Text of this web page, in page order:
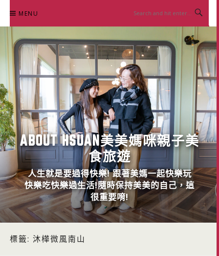
content
MENU
ABOUT HSUAN美美媽咪親子美
食旅遊
人生就是要過得快樂! 跟著美媽一起快樂玩
快樂吃快樂過生活!隨時保持美美的自己，這
很重要唷!
標籤: 沐樺微風南山